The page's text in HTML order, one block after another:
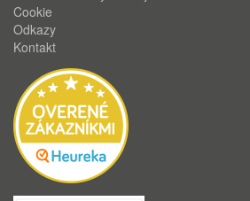
Cookie
Odkazy
Kontakt